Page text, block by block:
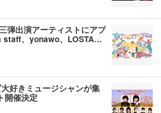
弾出演アーティストにアプ
staff、yonawo、LOSTA…
好きミュージシャンが集
開催決定